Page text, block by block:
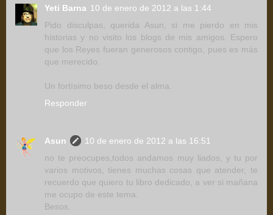
Yeti Barna 10 de enero de 2012 a las 1:44
Pido disculpas, querida Asun, si me pierdo en mis
historias y no visito los blogs de mis amigos. Espero
que los Reyes fueran generosos contigo, pues es más
que merecido.
Un fortísimo beso desde el alma.
Responder
Asun
10 de enero de 2012 a las 16:51
no te preocupes,todos andamos muy liados, y tu por
varios motivos, tienes muchas cosas que atender, te
recuerdo que quiero tu libro dedicado, a ver si mañana
me ocupo de este tema.
Besos.